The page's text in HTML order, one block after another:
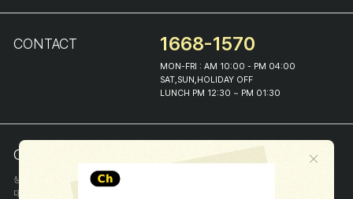
CONTACT 1668-1570
MON-FRI : AM 10:00 - PM 04:00
SAT,SUN,HOLIDAY OFF
LUNCH PM 12:30 ~ PM 01:30
COMPANY INFO
상호
(주)해피프린스
대표